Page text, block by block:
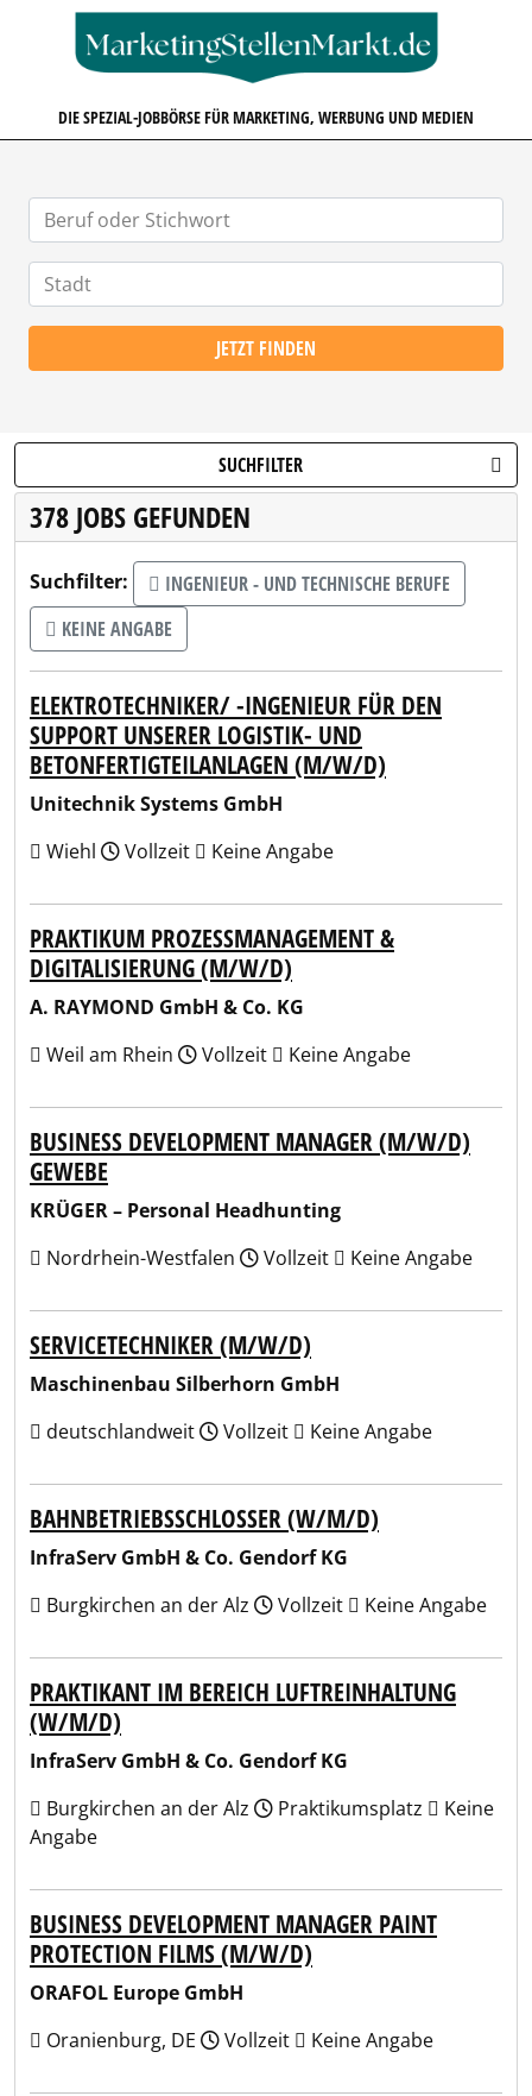
DIE SPEZIAL-JOBBÖRSE FÜR MARKETING, WERBUNG UND MEDIEN
JETZT FINDEN
SUCHFILTER
378 JOBS GEFUNDEN
Suchfilter:
INGENIEUR - UND TECHNISCHE BERUFE
KEINE ANGABE
ELEKTROTECHNIKER/ -INGENIEUR FÜR DEN
SUPPORT UNSERER LOGISTIK- UND
BETONFERTIGTEILANLAGEN (M/W/D)
Unitechnik Systems GmbH
Wiehl
Vollzeit Keine Angabe
PRAKTIKUM PROZESSMANAGEMENT &
DIGITALISIERUNG (M/W/D)
A. RAYMOND GmbH & Co. KG
Weil am Rhein
Vollzeit Keine Angabe
BUSINESS DEVELOPMENT MANAGER (M/W/D)
GEWEBE
KRÜGER – Personal Headhunting
Nordrhein-Westfalen
Vollzeit Keine Angabe
SERVICETECHNIKER (M/W/D)
Maschinenbau Silberhorn GmbH
deutschlandweit
Vollzeit Keine Angabe
BAHNBETRIEBSSCHLOSSER (W/M/D)
InfraServ GmbH & Co. Gendorf KG
Burgkirchen an der Alz
Vollzeit Keine Angabe
PRAKTIKANT IM BEREICH LUFTREINHALTUNG
(W/M/D)
InfraServ GmbH & Co. Gendorf KG
Burgkirchen an der Alz
Praktikumsplatz
Keine
Angabe
BUSINESS DEVELOPMENT MANAGER PAINT
PROTECTION FILMS (M/W/D)
ORAFOL Europe GmbH
Oranienburg, DE
Vollzeit Keine Angabe